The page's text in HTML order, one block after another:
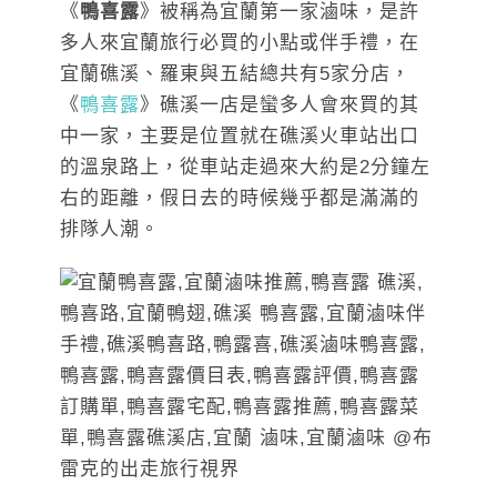
《鴨喜露》被稱為宜蘭第一家滷味，是許
多人來宜蘭旅行必買的小點或伴手禮，在
宜蘭礁溪、羅東與五結總共有5家分店，
《鴨喜露》礁溪一店是蠻多人會來買的其
中一家，主要是位置就在礁溪火車站出口
的溫泉路上，從車站走過來大約是2分鐘左
右的距離，假日去的時候幾乎都是滿滿的
排隊人潮。